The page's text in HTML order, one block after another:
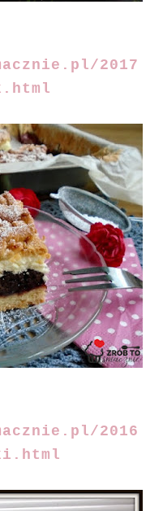
2017
2016